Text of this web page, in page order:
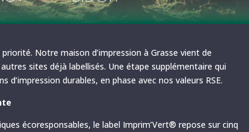
Notre maison d’impression à Grasse vient de
sites déjà labellisés. Une étape supplémentaire qui
durables, en phase avec nos valeurs RSE.
écoresponsables, le label Imprim’Vert® repose sur cinq